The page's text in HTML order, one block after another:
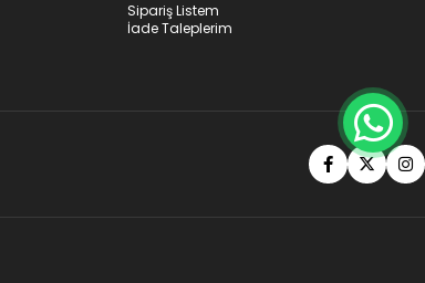
Sipariş Listem
İade Taleplerim